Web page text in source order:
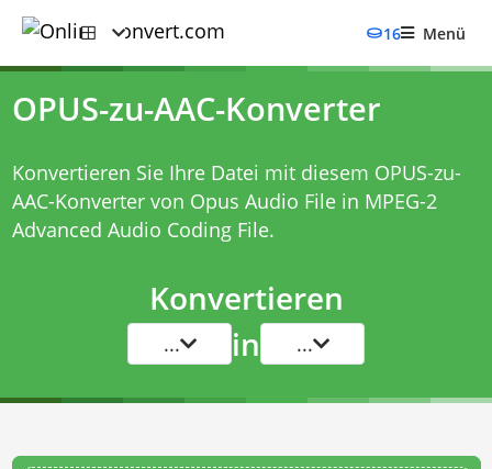
16 Menü
OPUS-zu-AAC-Konverter
Konvertieren Sie Ihre Datei mit diesem OPUS-zu-
AAC-Konvertervon Opus Audio File in MPEG-2
Advanced Audio Coding File.
Konvertieren
... in ...